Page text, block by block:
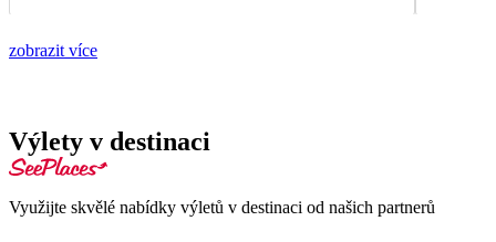
zobrazit více
Výlety v destinaci
Využijte skvělé nabídky výletů v destinaci od našich partnerů